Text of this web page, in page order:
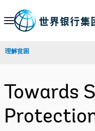
Skip
Navigation
理解贫困
Towards